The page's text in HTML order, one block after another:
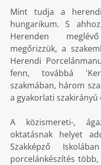
Mint tudja a
hungarikum. S
Herenden
megőrizzük, a
Herendi
fenn, továbbá
szakmában, három
a gyakorlati szakirányú
A közismereti-,
oktatásnak helyet
Szakképző
porcelánkészítés